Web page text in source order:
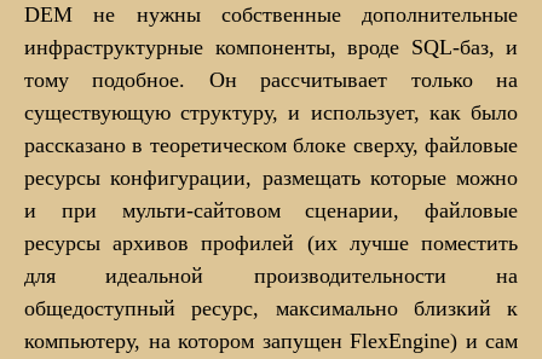
DEM не нужны собственные дополнительные
инфраструктурные компоненты, вроде SQL-баз, и
тому подобное. Он рассчитывает только на
существующую структуру, и использует, как было
рассказано в теоретическом блоке сверху, файловые
ресурсы конфигурации, размещать которые можно
и при мульти-сайтовом сценарии, файловые
ресурсы архивов профилей (их лучше поместить
для идеальной производительности на
общедоступный ресурс, максимально близкий к
компьютеру, на котором запущен FlexEngine) и сам